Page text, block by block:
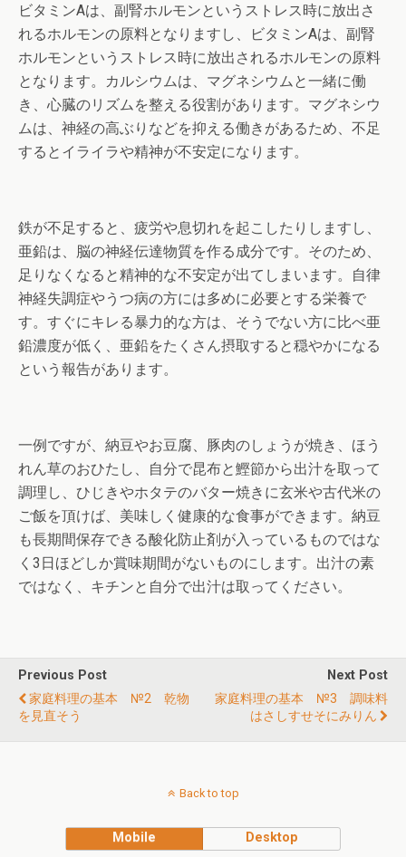
ビタミンAは、副腎ホルモンというストレス時に放出さ
れるホルモンの原料となりますし、ビタミンAは、副腎
ホルモンというストレス時に放出されるホルモンの原料
となります。カルシウムは、マグネシウムと一緒に働
き、心臓のリズムを整える役割があります。マグネシウ
ムは、神経の高ぶりなどを抑える働きがあるため、不足
するとイライラや精神が不安定になります。
鉄が不足すると、疲労や息切れを起こしたりしますし、
亜鉛は、脳の神経伝達物質を作る成分です。そのため、
足りなくなると精神的な不安定が出てしまいます。自律
神経失調症やうつ病の方には多めに必要とする栄養で
す。すぐにキレる暴力的な方は、そうでない方に比べ亜
鉛濃度が低く、亜鉛をたくさん摂取すると穏やかになる
という報告があります。
一例ですが、納豆やお豆腐、豚肉のしょうが焼き、ほう
れん草のおひたし、自分で昆布と鰹節から出汁を取って
調理し、ひじきやホタテのバター焼きに玄米や古代米の
ご飯を頂けば、美味しく健康的な食事ができます。納豆
も長期間保存できる酸化防止剤が入っているものではな
く3日ほどしか賞味期間がないものにします。出汁の素
ではなく、キチンと自分で出汁は取ってください。
Previous Post
家庭料理の基本 №2 乾物
を見直そう
Next Post
家庭料理の基本 №3 調味料
はさしすせそにみりん
Back to top
Mobile Desktop